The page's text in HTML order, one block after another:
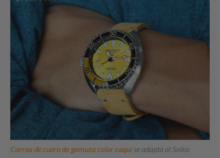
Correa de cuero de gamuza color caqui se adapta al Seiko